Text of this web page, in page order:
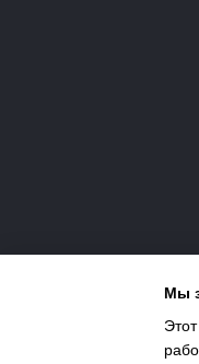
Интернет-магазин создан с
Мы